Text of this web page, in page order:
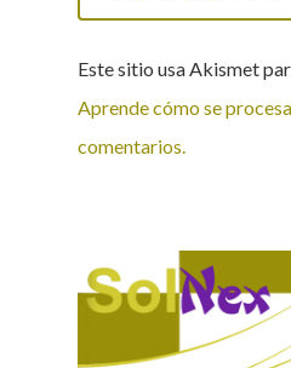
Este sitio usa Akismet
Aprende cómo se
comentarios.